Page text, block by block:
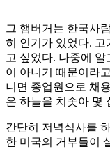
그 햄버거는 한국사
히 인기가 있었다. 고
고 싶었다. 나중에
이 아니기 때문이라
니면 종업원으로 채
은 하늘을 치솟아 몇
간단히 저녁식사를
한 미국의 거부들이